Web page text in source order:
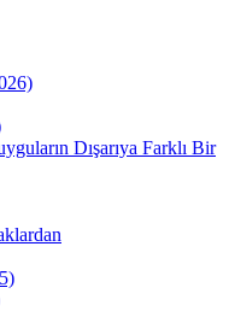
Dışarıya Farklı Bir